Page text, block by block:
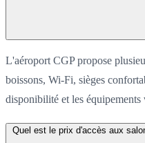
L'aéroport CGP propose
boissons, Wi-Fi, sièges
disponibilité et les équipements
Quel est le prix d'accès aux